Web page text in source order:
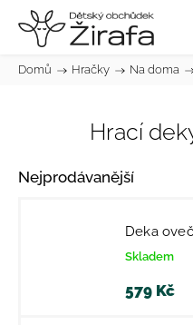
Domů / Hračky / Na doma /
Hrací
Nejprodávanější
Deka
Skladem
579 Kč